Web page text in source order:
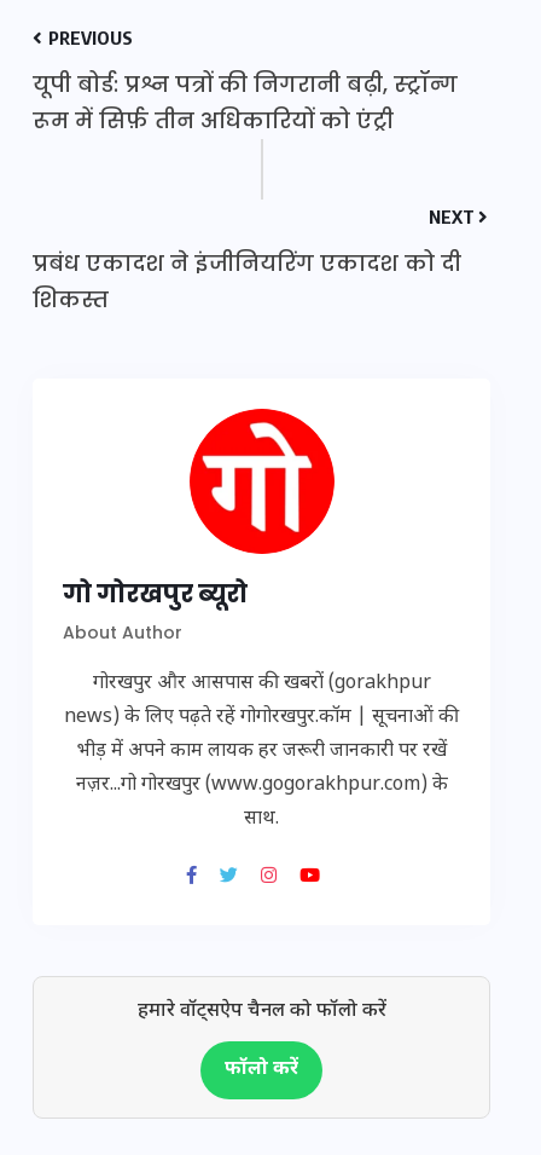
PREVIOUS
यूपी बोर्ड: प्रश्न पत्रों की निगरानी बढ़ी, स्ट्रॉन्ग
रूम में सिर्फ़ तीन अधिकारियों को एंट्री
NEXT
प्रबंध एकादश ने इंजीनियरिंग एकादश को दी
शिकस्त
गो गोरखपुर ब्यूरो
About Author
गोरखपुर और आसपास की खबरों (gorakhpur
news) के लिए पढ़ते रहें गोगोरखपुर.कॉम | सूचनाओं की
भीड़ में अपने काम लायक हर जरूरी जानकारी पर रखें
नज़र...गो गोरखपुर (www.gogorakhpur.com) के
साथ.
हमारे वॉट्सऐप चैनल को फॉलो करें
फॉलो करें